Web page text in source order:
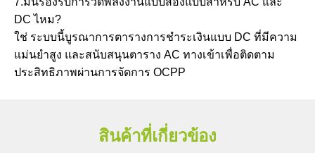
DC ไหม?
ใช่ ระบบนี้บูรณาการตารางการชําระเงินแบบ DC ที่มีความ
แม่นยําสูง และสนับสนุนตาราง AC ทางเข้าเพื่อติดตาม
ประสิทธิภาพผ่านการจัดการ OCPP
สินค้าที่เกี่ยวข้อง